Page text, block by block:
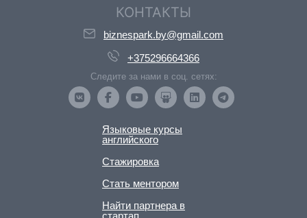
КОНТАКТЫ
biznespark.by@gmail.com
+375296664366
Следите за нами в соц. сетях:
Языковые курсы
английского
Стажировка
Стать ментором
Найти партнера в